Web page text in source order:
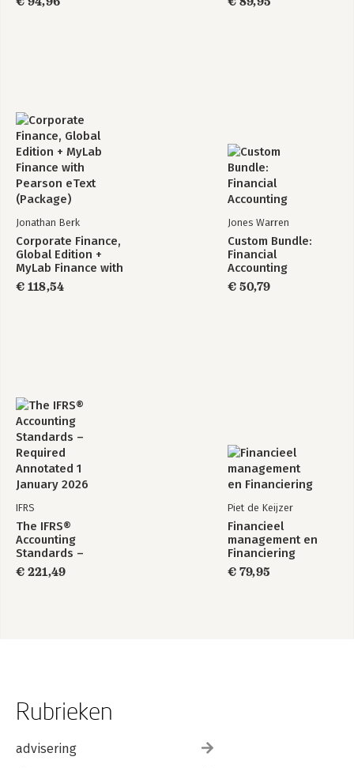
Jonathan Berk
Corporate Finance,
Global Edition +
MyLab Finance with
Pearson eText
(Package)
€ 118,54
Jones Warren
Custom Bundle:
Financial
Accounting
€ 50,79
IFRS
The IFRS®
Accounting
Standards –
Required Annotated
1 January 2026
€ 221,49
Piet de Keijzer
Financieel
management en
Financiering
€ 79,95
Rubrieken
advisering